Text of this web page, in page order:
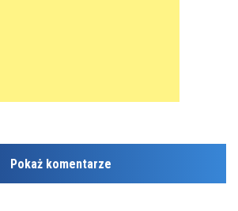
Pokaż komentarze